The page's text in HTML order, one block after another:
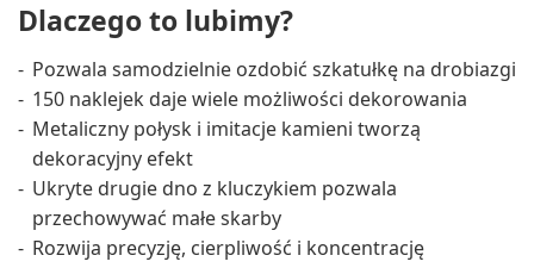
Dlaczego to lubimy?
Pozwala samodzielnie ozdobić szkatułkę na drobiazgi
150 naklejek daje wiele możliwości dekorowania
Metaliczny połysk i imitacje kamieni tworzą
dekoracyjny efekt
Ukryte drugie dno z kluczykiem pozwala
przechowywać małe skarby
Rozwija precyzję, cierpliwość i koncentrację